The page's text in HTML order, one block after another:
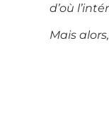
d’où
Mais